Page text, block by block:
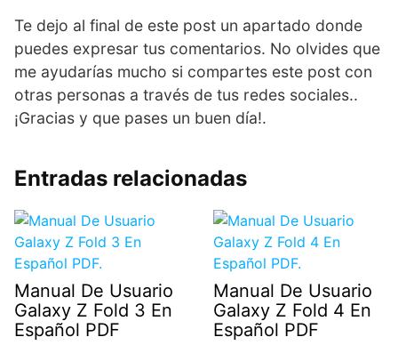
Te dejo al final de este post un apartado donde
puedes expresar tus comentarios. No olvides que
me ayudarías mucho si compartes este post con
otras personas a través de tus redes sociales..
¡Gracias y que pases un buen día!.
Entradas relacionadas
Manual De Usuario
Galaxy Z Fold 3 En
Español PDF
Manual De Usuario
Galaxy Z Fold 4 En
Español PDF